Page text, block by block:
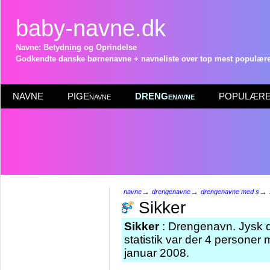
baby-navne.dk
Navne: Betydning og Oprindelse
Godkendte danske børnenavne + navneliste over top mest
NAVNE PIGEnavne DRENGenavne POPULÆRE
navne→ drengenavne→ drengenavne med s→
Sikker
Sikker: Drengenavn. Jysk
statistik var der 4 personer
januar 2008.